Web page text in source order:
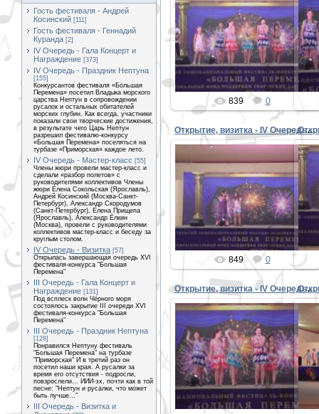
Гость фестиваля - Андрей
Косинский [111]
Гость фестиваля - Геннадий
Куранда [2]
IV Очередь - Гала Концерт и
Награждение [373]
IV Очередь - Праздник Нептуна
[155]
Конкурсантов фестиваля «Большая
Перемена» посетил Владыка морского
царства Нептун в сопровождении
русалок и остальных обитателей
морских глубин. Как всегда, участники
показали свои творческие достижения,
в результате чего Царь Нептун
разрешил фестивалю-конкурсу
«Большая Перемена» поселяться на
турбазе «Приморская» каждое лето.
IV Очередь - Мастер-класс [55]
Члены жюри провели мастер-класс и
сделали «разбор полетов» с
руководителями коллективов Члены
жюри Елена Сокольская (Ярославль),
Андрей Косинский (Москва-Санкт-
Петербург), Александр Скородумов
(Санкт-Петербург), Елена Прищепа
(Ярославль), Александр Ёлкин
(Москва), провели с руководителями
коллективов мастер-класс и беседу за
круглым столом.
IV Очередь - Визитка [57]
Открылась завершающая очередь XVI
фестиваля-конкурса "Большая
Перемена"
III Очередь - Гала Концерт и
Награждение [131]
Под всплеск волн Чёрного моря
состоялось закрытие III очереди XVI
фестиваля-конкурса "Большая
Перемена"
III Очередь - Праздник Нептуна
[128]
Понравился Нептуну фестиваль
"Большая Перемена" на турбазе
"Приморская" И в третий раз он
посетил наши края. А русалки за
время его отсутствия - подросли,
повзрослели... ИИИ-эх, почти как в той
песне: "Нептун и русалки, что может
быть лучше..."
III Очередь - Визитка и
08.09.2015
PETER
839 0
Открытие, визитка - IV Очередь 25
08.09.2015
PETER
849 0
Открытие, визитка - IV Очередь 09
08.09.2015
PETER